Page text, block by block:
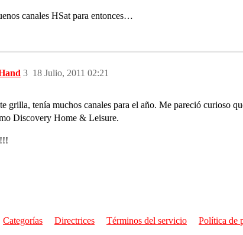
canales HSat para entonces…
18 Julio, 2011 02:21
3
grilla, tenía muchos canales para el año. Me pareció curioso
Discovery Home & Leisure.
Categorías Directrices Términos del servicio Política de